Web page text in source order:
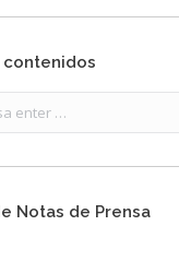
contenidos
Notas de Prensa